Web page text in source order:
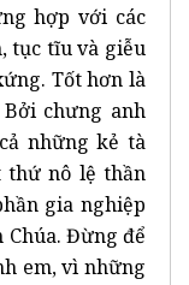
hợp với các
tục tĩu và giễu
Tốt hơn là
chưng anh
những kẻ tà
thứ nô lệ thần
gia nghiệp
Đừng để
em, vì những